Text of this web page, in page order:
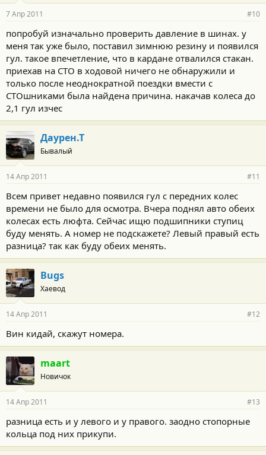
7 Апр 2011 #10
попробуй изначально проверить давление в шинах. у
меня так уже было, поставил зимнюю резину и появился
гул. такое впечетление, что в кардане отвалился стакан.
приехав на СТО в ходовой ничего не обнаружили и
только после неоднократной поездки вмести с
СТОшниками была найдена причина. накачав колеса до
2,1 гул изчес
Даурен.Т
Бывалый
14 Апр 2011 #11
Всем привет недавно появился гул с передних колес
времени не было для осмотра. Вчера поднял авто обеих
колесах есть люфта. Сейчас ищю подшипники ступиц
буду менять. А номер не подскажете? Левый правый есть
разница? так как буду обеих менять.
Bugs
Хаевод
14 Апр 2011 #12
Вин кидай, скажут номера.
maart
Новичок
14 Апр 2011 #13
разница есть и у левого и у правого. заодно стопорные
кольца под них прикупи.